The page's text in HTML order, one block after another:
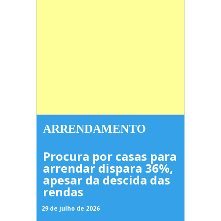
ARRENDAMENTO
Procura por casas para
arrendar dispara 36%,
apesar da descida das
rendas
29 de julho de 2026